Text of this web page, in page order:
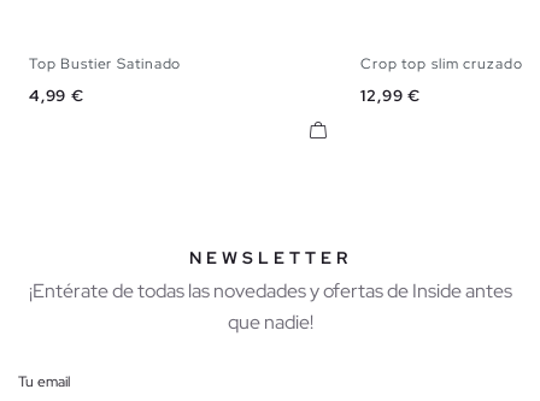
Top Bustier Satinado
Precio
4,99 €
Crop top slim cruzado
Precio
12,99 €
NEWSLETTER
¡Entérate de todas las novedades y ofertas de Inside antes
que nadie!
Tu email